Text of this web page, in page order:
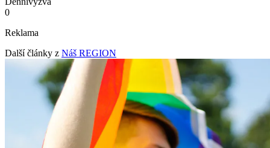
0
Reklama
Další články z Náš REGION